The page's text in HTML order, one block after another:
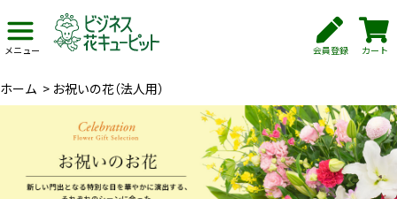
メニュー 会員登録 カート
ホーム > お祝いの花（法人用）